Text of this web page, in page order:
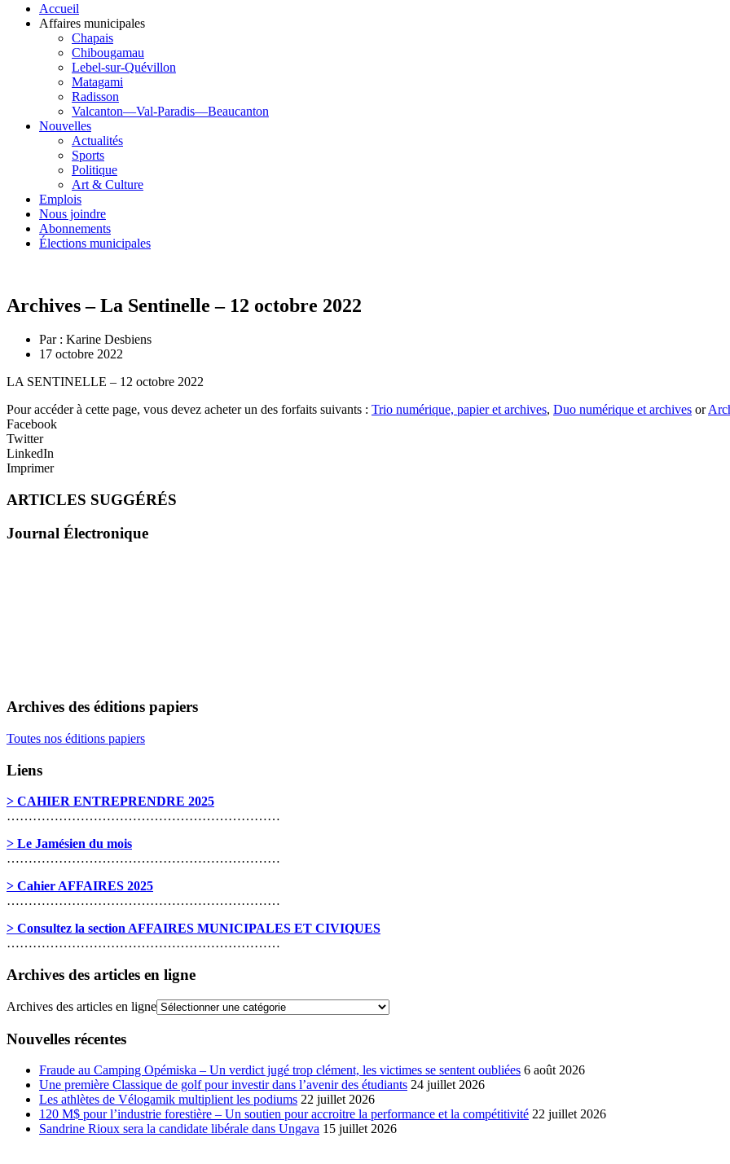
Accueil
Affaires municipales
Chapais
Chibougamau
Lebel-sur-Quévillon
Matagami
Radisson
Valcanton—Val-Paradis—Beaucanton
Nouvelles
Actualités
Sports
Politique
Art & Culture
Emplois
Nous joindre
Abonnements
Élections municipales
Archives – La Sentinelle – 12 octobre 2022
Par : Karine Desbiens
17 octobre 2022
LA SENTINELLE – 12 octobre 2022
Pour accéder à cette page, vous devez acheter un des forfaits suivants : Trio numérique, papier et archives, Duo numérique et archives or
Facebook
Twitter
LinkedIn
Imprimer
ARTICLES SUGGÉRÉS
Journal Électronique
Archives des éditions papiers
Toutes nos éditions papiers
Liens
> CAHIER ENTREPRENDRE 2025
………………………………………………………
> Le Jamésien du mois
………………………………………………………
> Cahier AFFAIRES 2025
………………………………………………………
> Consultez la section AFFAIRES MUNICIPALES ET CIVIQUES
………………………………………………………
Archives des articles en ligne
Archives des articles en ligne
Nouvelles récentes
Fraude au Camping Opémiska – Un verdict jugé trop clément, les victimes se sentent oubliées 6 août 2026
Une première Classique de golf pour investir dans l’avenir des étudiants 24 juillet 2026
Les athlètes de Vélogamik multiplient les podiums 22 juillet 2026
120 M$ pour l’industrie forestière – Un soutien pour accroitre la performance et la compétitivité 22 juillet 2026
Sandrine Rioux sera la candidate libérale dans Ungava 15 juillet 2026